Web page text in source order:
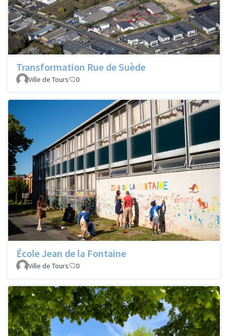
Transformation Rue de Suède
Ville de Tours 0
École Jean de la Fontaine
Ville de Tours 0